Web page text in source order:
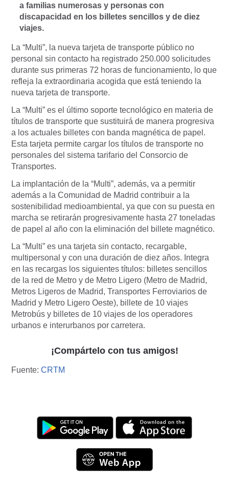
a familias numerosas y personas con
discapacidad en los billetes sencillos y de diez
viajes.
La “Multi”, la nueva tarjeta de transporte público no
personal sin contacto ha registrado 250.000 solicitudes
durante sus primeras 72 horas de funcionamiento, lo que
refleja la extraordinaria acogida que está teniendo la
nueva tarjeta de transporte.
La “Multi” es el último soporte tecnológico en materia de
títulos de transporte que sustituirá de manera progresiva
a los actuales billetes con banda magnética de papel.
Esta tarjeta permite cargar los títulos de transporte no
personales del sistema tarifario del Consorcio de
Transportes.
La implantación de la “Multi”, además, va a permitir
además a la Comunidad de Madrid contribuir a la
sostenibilidad medioambiental, ya que con su puesta en
marcha se retirarán progresivamente hasta 27 toneladas
de papel al año con la eliminación del billete magnético.
La “Multi” es una tarjeta sin contacto, recargable,
multipersonal y con una duración de diez años. Integra
en las recargas los siguientes títulos: billetes sencillos
de la red de Metro y de Metro Ligero (Metro de Madrid,
Metros Ligeros de Madrid, Transportes Ferroviarios de
Madrid y Metro Ligero Oeste), billete de 10 viajes
Metrobús y billetes de 10 viajes de los operadores
urbanos e interurbanos por carretera.
¡Compártelo con tus amigos!
Fuente: CRTM